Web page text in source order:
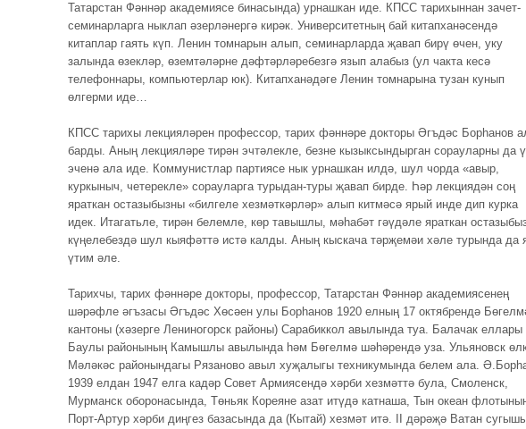
Татарстан Фәннәр академиясе бинасында) урнашкан иде. КПСС тарихыннан зачет-
семинарларга ныклап әзерләнергә кирәк. Университетның бай китапханәсендә
китаплар гаять күп. Ленин томнарын алып, семинарларда җавап бирү өчен, уку
залында өзекләр, өземтәләрне дәфтәрләребезгә язып алабыз (ул чакта кесә
телефоннары, компьютерлар юк). Китапханәдәге Ленин томнарына тузан кунып
өлгерми иде…
КПСС тарихы лекцияләрен профессор, тарих фәннәре докторы Әгъдәс Борһанов
барды. Аның лекцияләре тирән эчтәлекле, безне кызыксындырган сорауларны да
эченә ала иде. Коммунистлар партиясе нык урнашкан илдә, шул чорда «авыр,
куркыныч, четерекле» сорауларга турыдан-туры җавап бирде. Һәр лекциядән соң
яраткан остазыбызны «билгеле хезмәткәрләр» алып китмәсә ярый инде дип курка
идек. Итагатьле, тирән белемле, көр тавышлы, мәһабәт гәүдәле яраткан
күңелебездә шул кыяфәттә истә калды. Аның кыскача тәрҗемәи хәле турында да
үтим әле.
Тарихчы, тарих фәннәре докторы, профессор, Татарстан Фәннәр академиясенең
шәрәфле әгъзасы Әгъдәс Хөсәен улы Борһанов 1920 елның 17 октябрендә
кантоны (хәзерге Лениногорск районы) Сарабиккол авылында туа. Балачак еллары
Баулы районының Камышлы авылында һәм Бөгелмә шәһәрендә уза. Ульяновск
Мәләкәс районындагы Рязаново авыл хуҗалыгы техникумында белем ала.
1939 елдан 1947 елга кадәр Совет Армиясендә хәрби хезмәттә була, Смоленск,
Мурманск оборонасында, Төньяк Кореяне азат итүдә катнаша, Тын океан
Порт-Артур хәрби диңгез базасында да (Кытай) хезмәт итә. II дәрәҗә Ватан